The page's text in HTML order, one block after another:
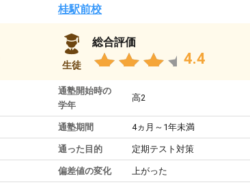
桂駅前校
生徒
総合評価
4.4
通塾開始時の
学年
高2
通塾期間 4ヵ月～1年未満
通った目的 定期テスト対策
偏差値の変化 上がった